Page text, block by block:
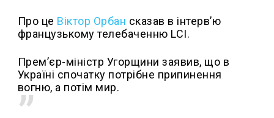
Про це Віктор Орбан сказав в інтерв’ю
французькому телебаченню LCI.
Прем’єр-міністр Угорщини заявив, що в
Україні спочатку потрібне припинення
вогню, а потім мир.